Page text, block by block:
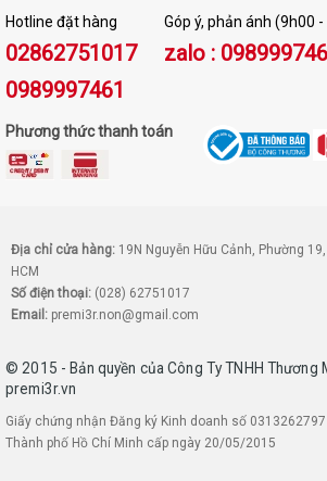
Hotline đặt hàng
02862751017
0989997461
Góp ý, phản ánh (9h00
zalo :
Phương thức thanh toán
Địa chỉ cửa hàng: 19N Nguyễn Hữu Cảnh, Phường
HCM
Số điện thoại: (028) 62751017
Email: premi3r.non@gmail.com
© 2015 - Bản quyền của Công Ty TNHH Thương
premi3r.vn
Giấy chứng nhận Đăng ký Kinh doanh số
Thành phố Hồ Chí Minh cấp ngày 20/05/2015